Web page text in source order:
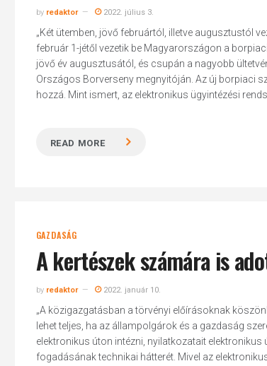
Hit enter to search or ESC to close
by redaktor 2022. július 3.
„Két ütemben, jövő februártól, illetve augusztustól
február 1-jétől vezetik be Magyarországon a
jövő év augusztusától, és csupán a nagyobb
Országos Borverseny megnyitóján. Az új borpiaci
hozzá. Mint ismert, az elektronikus ügyintézési
READ MORE
GAZDASÁG
A kertészek számára is
by redaktor 2022. január 10.
„A közigazgatásban a törvényi előírásoknak
lehet teljes, ha az állampolgárok és a gazdaság
elektronikus úton intézni, nyilatkozatait elektronikus
fogadásának technikai hátterét. Mivel az